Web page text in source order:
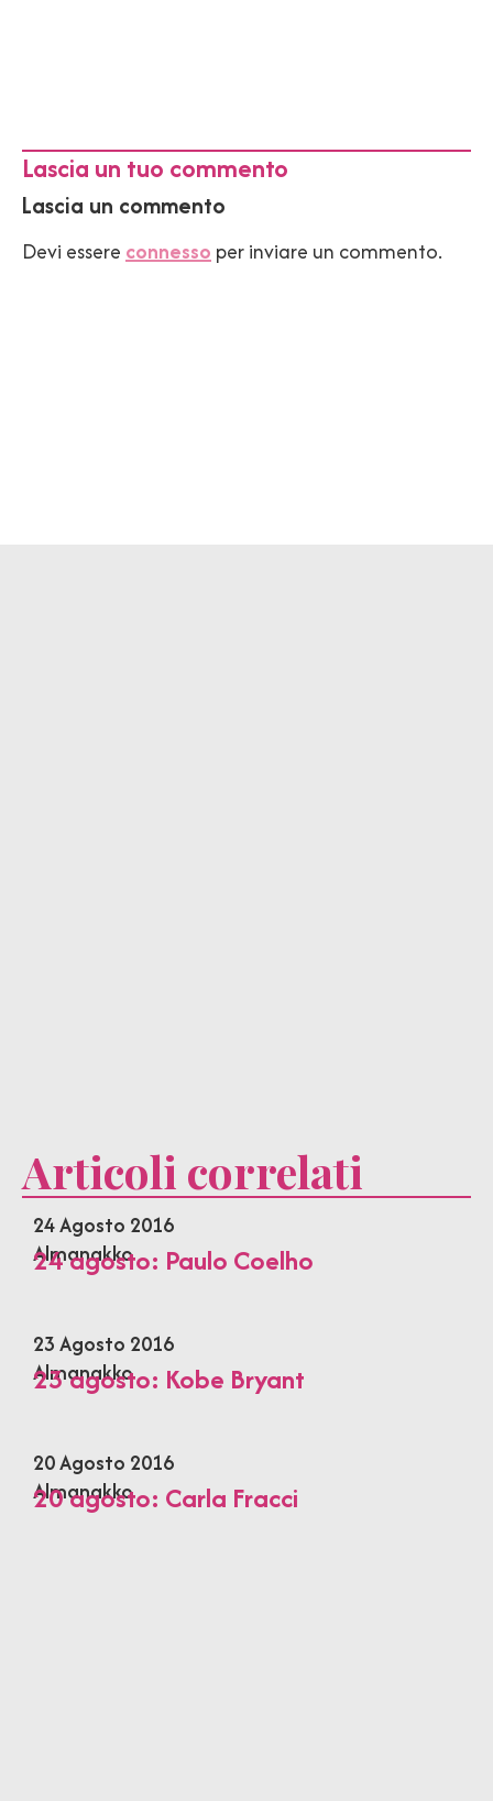
Lascia un tuo commento
Lascia un commento
Devi essere connesso per inviare un commento.
Articoli correlati
24 Agosto 2016
Almanakko
24 agosto: Paulo Coelho
23 Agosto 2016
Almanakko
23 agosto: Kobe Bryant
20 Agosto 2016
Almanakko
20 agosto: Carla Fracci